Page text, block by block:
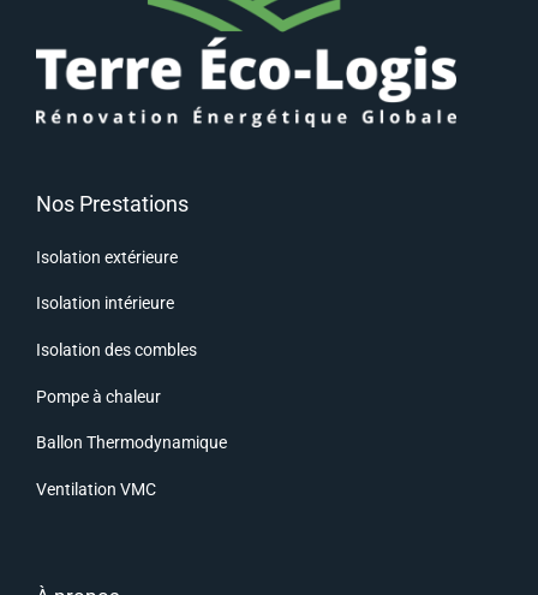
Nos Prestations
Isolation extérieure
Isolation intérieure
Isolation des combles
Pompe à chaleur
Ballon Thermodynamique
Ventilation VMC